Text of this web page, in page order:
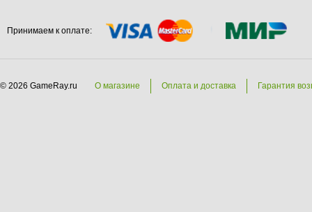
Принимаем к оплате:
© 2026 GameRay.ru О магазине Оплата и доставка Гарантия